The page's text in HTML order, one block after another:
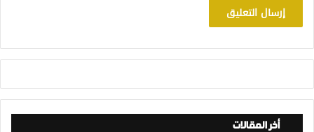
أخر المقالات